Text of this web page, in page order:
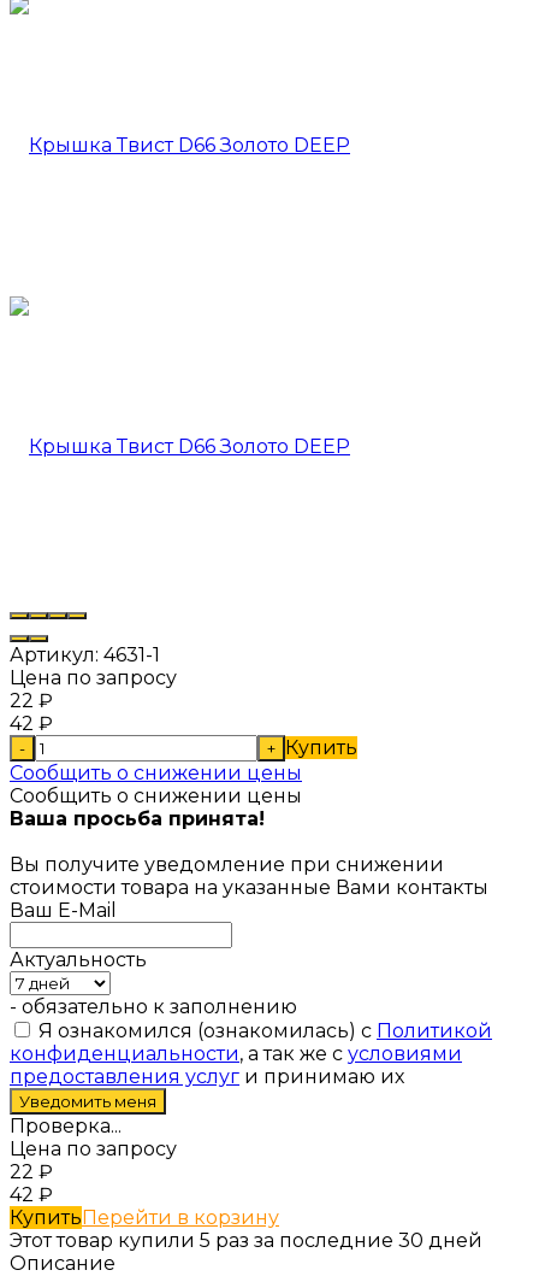
Артикул: 4631-1
Цена по запросу
22 ₽
42 ₽
- + Купить
Сообщить о снижении цены
Сообщить о снижении цены
Ваша просьба принята!
Вы получите уведомление при снижении
стоимости товара на указанные Вами контакты
Ваш E-Mail
Актуальность
- обязательно к заполнению
Я ознакомился (ознакомилась) с Политикой
конфиденциальности, а так же с условиями
предоставления услуг и принимаю их
Проверка...
Цена по запросу
22 ₽
42 ₽
КупитьПерейти в корзину
Этот товар купили 5 раз за последние 30 дней
Описание